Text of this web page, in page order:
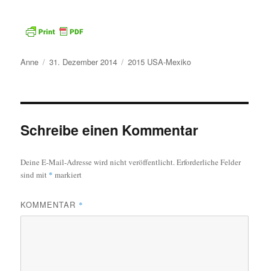
Autor
Anne
Veröffentlicht
31. Dezember 2014 Kategorien
2015 USA-Mexiko
Schreibe einen Kommentar
Deine E-Mail-Adresse wird nicht veröffentlicht.Erforderliche Felder
sind mit * markiert
KOMMENTAR *